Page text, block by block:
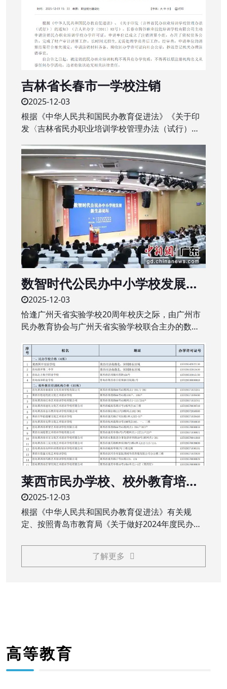
吉林省长春市一学校注销
2025-12-03
根据《中华人民共和国民办教育促进法》《关于印
发〈吉林省民办职业培训学校管理办法（试行）〉
数智时代公民办中小学校发展新
生态研讨会举行
2025-12-03
恰逢广州天省实验学校20周年校庆之际，由广州市
民办教育协会与广州天省实验学校联合主办的数智
校举行。
莱西市民办学校、校外教育培训
机构2024年度办学年检结果公示
2025-12-03
根据《中华人民共和国民办教育促进法》有关规
定、按照青岛市教育局《关于做好2024年度民办教
号）要求，莱西市教育和体育局对民办学校（民办
中小学、职业学校）、校外教育培训机构2024年度
了解更多
高等教育